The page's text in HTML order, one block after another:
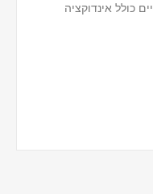
כולל אינדוקציה